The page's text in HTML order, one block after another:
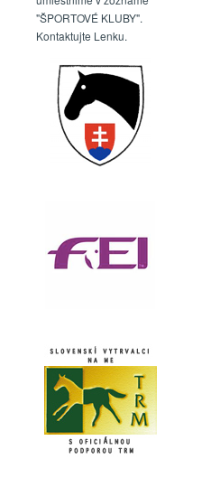
"ŠPORTOVÉ KLUBY".
Kontaktujte Lenku.